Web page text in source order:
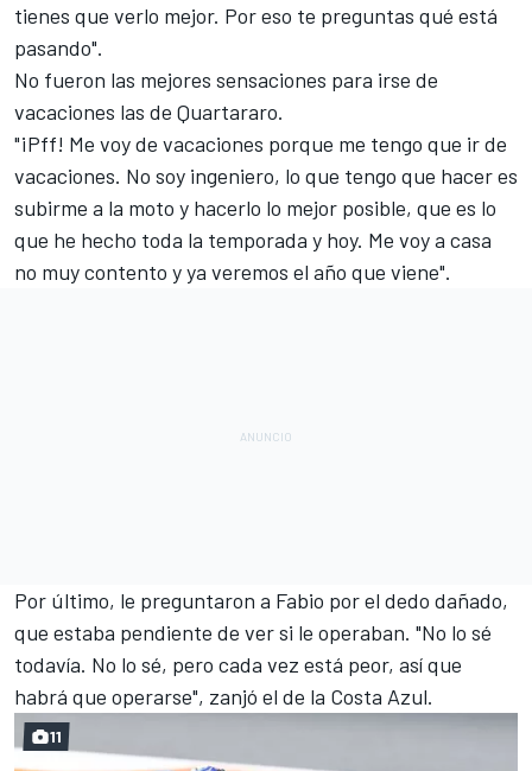
tienes que verlo mejor. Por eso te preguntas qué está
pasando".
No fueron las mejores sensaciones para irse de
vacaciones las de Quartararo.
"¡Pff! Me voy de vacaciones porque me tengo que ir de
vacaciones. No soy ingeniero, lo que tengo que hacer es
subirme a la moto y hacerlo lo mejor posible, que es lo
que he hecho toda la temporada y hoy. Me voy a casa
no muy contento y ya veremos el año que viene".
Por último, le preguntaron a Fabio por el dedo dañado,
que estaba pendiente de ver si le operaban. "No lo sé
todavía. No lo sé, pero cada vez está peor, así que
habrá que operarse", zanjó el de la Costa Azul.
11